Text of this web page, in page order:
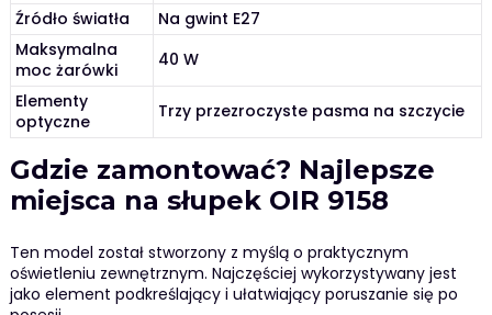
Źródło światła
Na gwint E27
Maksymalna
moc żarówki
40 W
Elementy
optyczne
Trzy przezroczyste pasma na szczycie
Gdzie zamontować? Najlepsze
miejsca na słupek OIR 9158
Ten model został stworzony z myślą o praktycznym
oświetleniu zewnętrznym. Najczęściej wykorzystywany jest
jako element podkreślający i ułatwiający poruszanie się po